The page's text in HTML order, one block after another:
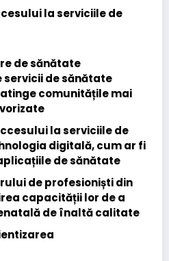
la serviciile de
de sănătate
servicii de sănătate
comunitățile mai
la serviciile de
digitală, cum ar fi
de sănătate
de profesioniști din
capacității lor de a
de înaltă calitate